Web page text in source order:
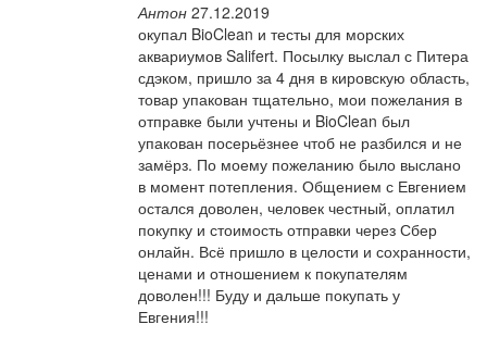
Антон 27.12.2019
окупал BioClean и тесты для морских
аквариумов Salifert. Посылку выслал с Питера
сдэком, пришло за 4 дня в кировскую область,
товар упакован тщательно, мои пожелания в
отправке были учтены и BioClean был
упакован посерьёзнее чтоб не разбился и не
замёрз. По моему пожеланию было выслано
в момент потепления. Общением с Евгением
остался доволен, человек честный, оплатил
покупку и стоимость отправки через Сбер
онлайн. Всё пришло в целости и сохранности,
ценами и отношением к покупателям
доволен!!! Буду и дальше покупать у
Евгения!!!